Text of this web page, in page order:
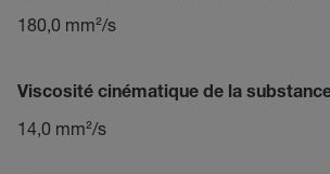
180,0 mm²/s
Viscosité cinématique de la substance
14,0 mm²/s